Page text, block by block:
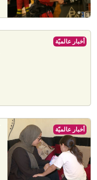
أخبار عالميّة
أخبار عالميّة